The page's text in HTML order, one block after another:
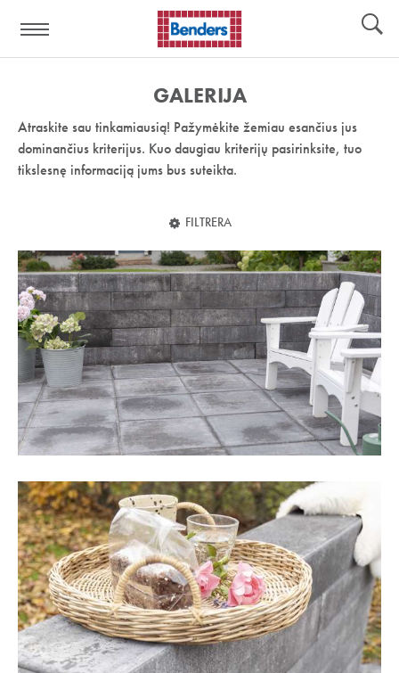
nuoroda:
GALERIJA
Atraskite sau tinkamiausią! Pažymėkite žemiau esančius jus
dominančius kriterijus. Kuo daugiau kriterijų pasirinksite, tuo
tikslesnę informaciją jums bus suteikta.
FILTRERA